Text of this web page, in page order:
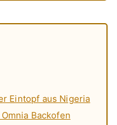
Eintopf aus Nigeria
Backofen